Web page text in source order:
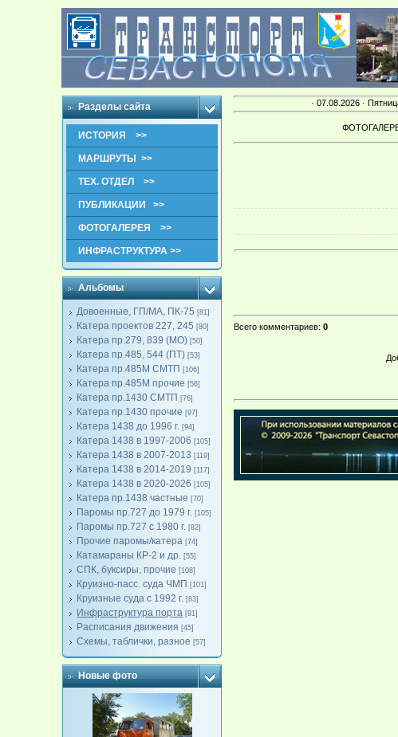
Разделы сайта
ИСТОРИЯ >>
МАРШРУТЫ >>
ТЕХ. ОТДЕЛ >>
ПУБЛИКАЦИИ >>
ФОТОГАЛЕРЕЯ >>
ИНФРАСТРУКТУРА >>
Альбомы
Довоенные, ГП/МА, ПК-75 [81]
Катера проектов 227, 245 [80]
Катера пр.279, 839 (МО) [50]
Катера пр.485, 544 (ПТ) [53]
Катера пр.485М СМТП [106]
Катера пр.485М прочие [56]
Катера пр.1430 СМТП [76]
Катера пр.1430 прочие [97]
Катера 1438 до 1996 г. [94]
Катера 1438 в 1997-2006 [105]
Катера 1438 в 2007-2013 [119]
Катера 1438 в 2014-2019 [117]
Катера 1438 в 2020-2026 [105]
Катера пр.1438 частные [70]
Паромы пр.727 до 1979 г. [105]
Паромы пр.727 с 1980 г. [82]
Прочие паромы/катера [74]
Катамараны КР-2 и др. [55]
СПК, буксиры, прочие [108]
Круизно-пасс. суда ЧМП [101]
Круизные суда с 1992 г. [83]
Инфраструктура порта [91]
Расписания движения [45]
Схемы, таблички, разное [57]
Новые фото
· 07.08.2026 ·
Всего комментариев:0